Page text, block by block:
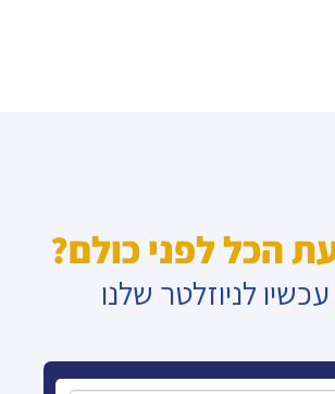
הכל לפני כולם?
לניוזלטר שלנו